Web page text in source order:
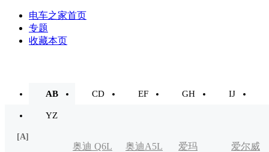
电车之家首页
专题
收藏本页
AB CD EF GH IJ
YZ
[A]
奥迪 Q6L 奥迪A5L 爱玛
爱尔威